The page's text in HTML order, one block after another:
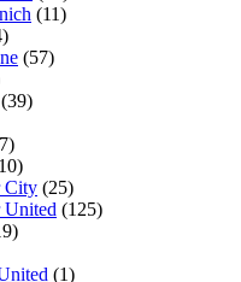
(11)
(57)
(39)
City (25)
United (125)
(1)